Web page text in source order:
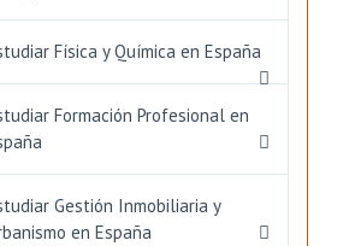
Física y Química en España
Formación Profesional en
Gestión Inmobiliaria y
en España